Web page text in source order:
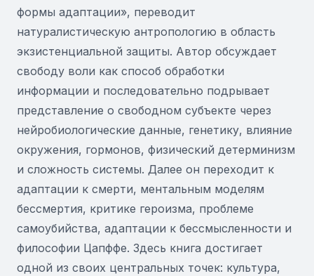
формы адаптации», переводит
натуралистическую антропологию в область
экзистенциальной защиты. Автор обсуждает
свободу воли как способ обработки
информации и последовательно подрывает
представление о свободном субъекте через
нейробиологические данные, генетику, влияние
окружения, гормонов, физический детерминизм
и сложность системы. Далее он переходит к
адаптации к смерти, ментальным моделям
бессмертия, критике героизма, проблеме
самоубийства, адаптации к бессмысленности и
философии Цапффе. Здесь книга достигает
одной из своих центральных точек: культура,